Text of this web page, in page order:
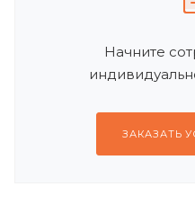
Начните
ЗАКАЗАТЬ